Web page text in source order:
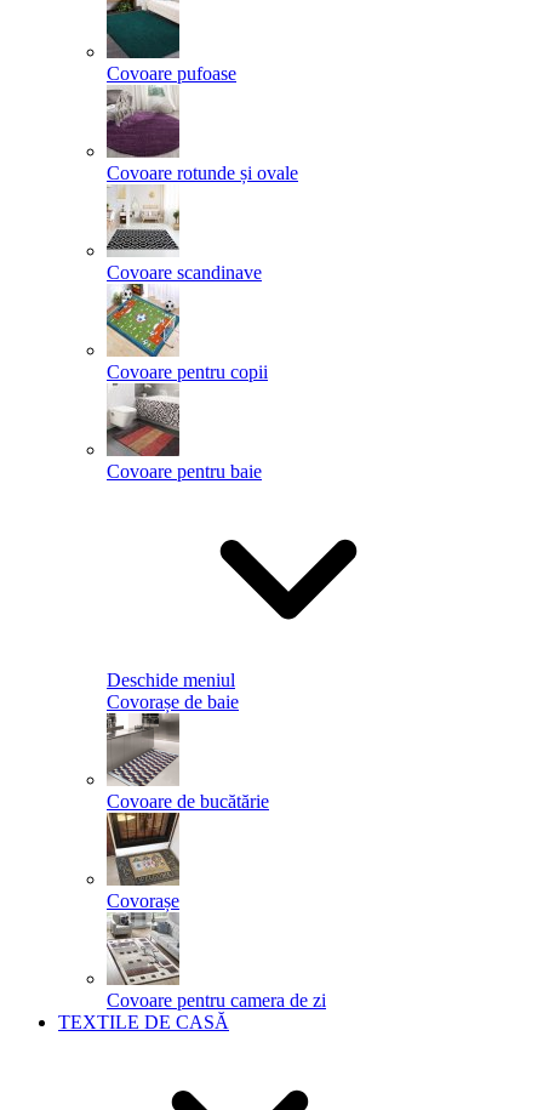
Covoare pufoase
Covoare rotunde și ovale
Covoare scandinave
Covoare pentru copii
Covoare pentru baie
Deschide meniul
Covorașe de baie
Covoare de bucătărie
Covorașe
Covoare pentru camera de zi
TEXTILE DE CASĂ